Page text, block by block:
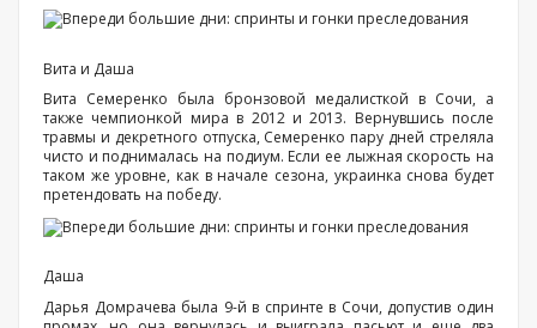
Вита и Даша
Вита Семеренко была бронзовой медалисткой в Сочи, а
также чемпионкой мира в 2012 и 2013. Вернувшись после
травмы и декретного отпуска, Семеренко пару дней стреляла
чисто и поднималась на подиум. Если ее лыжная скорость на
таком же уровне, как в начале сезона, украинка снова будет
претендовать на победу.
Даша
Дарья Домрачева была 9-й в спринте в Сочи, допустив один